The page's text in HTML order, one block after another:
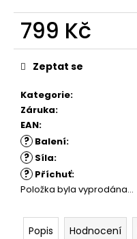
799 Kč
Měrná
cena:
Kategorie:
Záruka:
EAN:
? Balení:
? Síla:
? Příchuť:
Položka byla vyprodána…
Zeptat se
Popis Hodnocení